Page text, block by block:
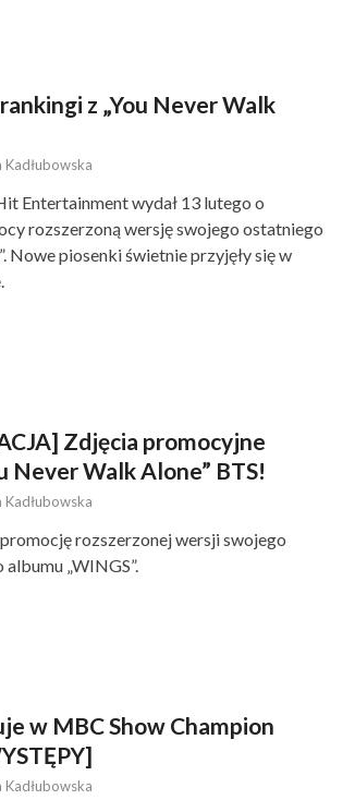
z „You Never Walk
Kadłubowska
Entertainment wydał 13 lutego o
rozszerzoną wersję swojego ostatniego
Nowe piosenki świetnie przyjęły się w
Zdjęcia promocyjne
Never Walk Alone” BTS!
Kadłubowska
rozszerzonej wersji swojego
„WINGS”.
w MBC Show Champion
Kadłubowska